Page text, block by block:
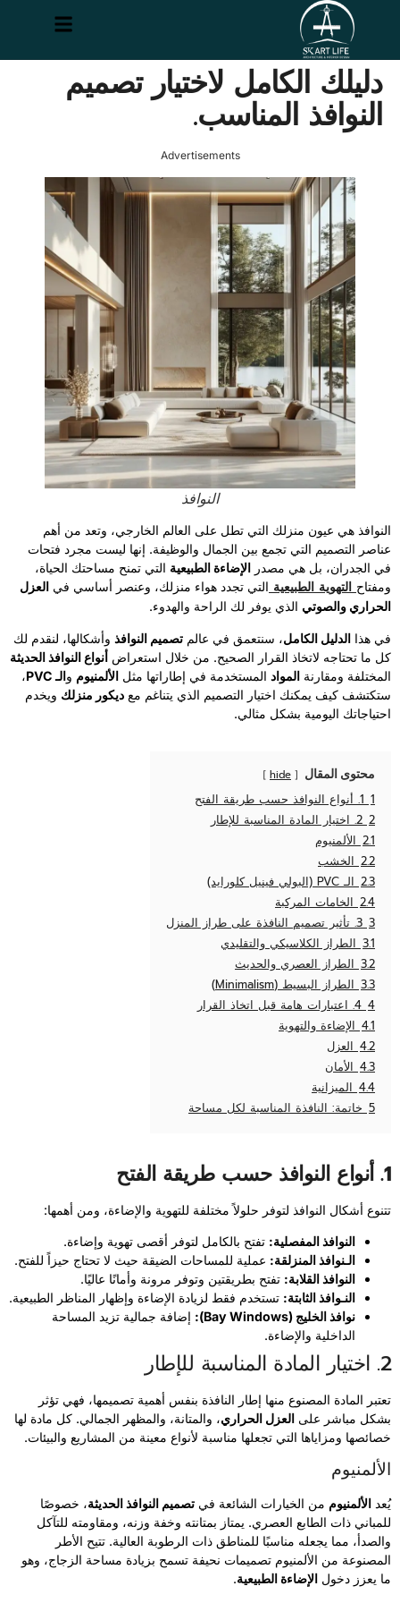
دليلك الكامل لاختيار تصميم
النوافذ المناسب.
Advertisements
النوافذ
النوافذ هي عيون منزلك التي تطل على العالم الخارجي، وتعد من أهم
عناصر التصميم التي تجمع بين الجمال والوظيفة. إنها ليست مجرد فتحات
في الجدران، بل هي مصدر الإضاءة الطبيعية التي تمنح مساحتك الحياة،
ومفتاح التهوية الطبيعية التي تجدد هواء منزلك، وعنصر أساسي في العزل
الحراري والصوتي الذي يوفر لك الراحة والهدوء.
في هذا الدليل الكامل، سنتعمق في عالم تصميم النوافذ وأشكالها، لنقدم لك
كل ما تحتاجه لاتخاذ القرار الصحيح. من خلال استعراض أنواع النوافذ الحديثة
المختلفة ومقارنة المواد المستخدمة في إطاراتها مثل الألمنيوم والـ PVC
،
ستكتشف كيف يمكنك اختيار التصميم الذي يتناغم مع ديكور منزلك ويخدم
احتياجاتك اليومية بشكل مثالي.
محتوى المقال hide
1 1. أنواع النوافذ حسب طريقة الفتح
2 2. اختيار المادة المناسبة للإطار
2.1 الألمنيوم
2.2 الخشب
2.3 الـ PVC (البولي فينيل كلورايد)
2.4 الخامات المركبة
3 3. تأثير تصميم النافذة على طراز المنزل
3.1 الطراز الكلاسيكي والتقليدي
3.2 الطراز العصري والحديث
3.3 الطراز البسيط (Minimalism)
4 4. اعتبارات هامة قبل اتخاذ القرار
4.1 الإضاءة والتهوية
4.2 العزل
4.3 الأمان
4.4 الميزانية
5 خاتمة: النافذة المناسبة لكل مساحة
1. أنواع النوافذ حسب طريقة الفتح
تتنوع أشكال النوافذ لتوفر حلولاً مختلفة للتهوية والإضاءة، ومن أهمها:
النوافذ المفصلية: تفتح بالكامل لتوفر أقصى تهوية وإضاءة.
الـنوافذ المنزلقة: عملية للمساحات الضيقة حيث لا تحتاج حيزاً للفتح.
النوافذ القلابة: تفتح بطريقتين وتوفر مرونة وأمانًا عاليًا.
النـوافذ الثابتة: تستخدم فقط لزيادة الإضاءة وإظهار المناظر الطبيعية.
نوافذ الخليج (Bay Windows):
إضافة جمالية تزيد المساحة
الداخلية والإضاءة.
2. اختيار المادة المناسبة للإطار
تعتبر المادة المصنوع منها إطار النافذة بنفس أهمية تصميمها، فهي تؤثر
بشكل مباشر على العزل الحراري، والمتانة، والمظهر الجمالي. كل مادة لها
خصائصها ومزاياها التي تجعلها مناسبة لأنواع معينة من المشاريع والبيئات.
الألمنيوم
يُعد الألمنيوم من الخيارات الشائعة في تصميم النوافذ الحديثة، خصوصًا
للمباني ذات الطابع العصري. يمتاز بمتانته وخفة وزنه، ومقاومته للتآكل
والصدأ، مما يجعله مناسبًا للمناطق ذات الرطوبة العالية. تتيح الأطر
المصنوعة من الألمنيوم تصميمات نحيفة تسمح بزيادة مساحة الزجاج، وهو
ما يعزز دخول الإضاءة الطبيعية.